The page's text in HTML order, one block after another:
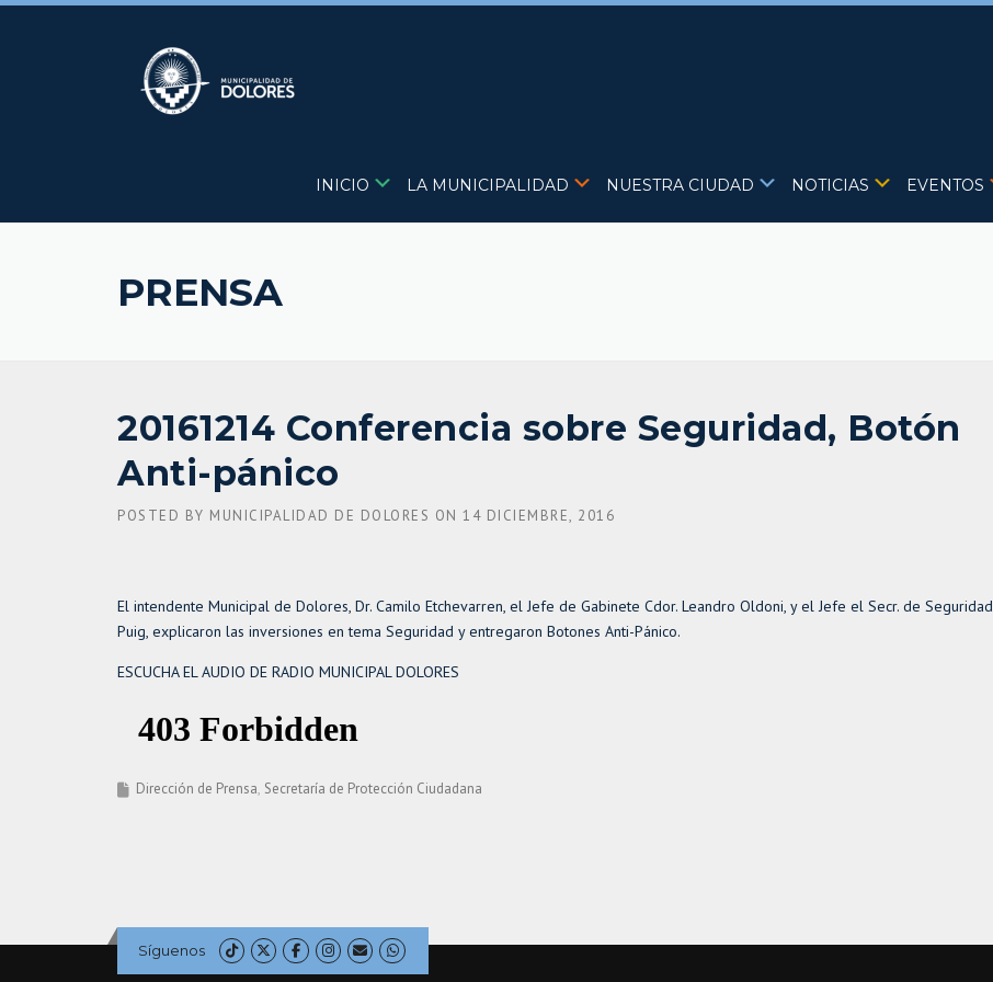
Skip
INICIO LA MUNICIPALIDAD NUESTRA CIUDAD NOTICIAS EVENTOS
PRENSA
20161214 Conferencia sobre Seguridad, Botón
Anti-pánico
POSTED BY MUNICIPALIDAD DE DOLORES ON 14 DICIEMBRE, 2016
El intendente Municipal de Dolores, Dr. Camilo Etchevarren, el Jefe de Gabinete Cdor. Leandro Oldoni, y el Jefe el Secr. de Seguridad
Puig, explicaron las inversiones en tema Seguridad y entregaron Botones Anti-Pánico.
ESCUCHA EL AUDIO DE RADIO MUNICIPAL DOLORES
Dirección de Prensa Secretaría de Protección Ciudadana
Síguenos